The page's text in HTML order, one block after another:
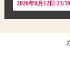
2026年8月12日